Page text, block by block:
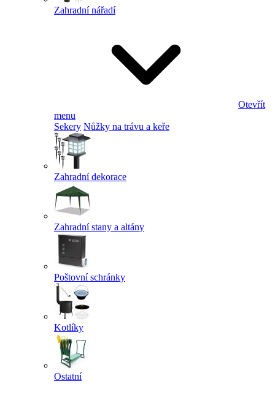
Zahradní nářadí
Otevřít
menu
Sekery Nůžky na trávu a keře
Zahradní dekorace
Zahradní stany a altány
Poštovní schránky
Kotlíky
Ostatní